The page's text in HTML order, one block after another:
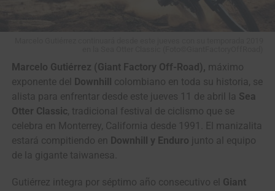
Marcelo Gutiérrez (Giant Factory Off-Road), máximo
exponente del
Downhill colombiano en toda su historia, se
alista para enfrentar desde este jueves 11 de abril la Sea
Otter Classic, tradicional festival de ciclismo que se
celebra en Monterrey, California desde 1991. El manizalita
estará compitiendo en Downhill y Enduro junto al equipo
de la gigante taiwanesa.
Gutiérrez integra por séptimo año consecutivo el Giant